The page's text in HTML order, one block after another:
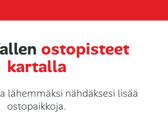
ostopisteet
kartalla
lähemmäksi nähdäksesi lisää
ostopaikkoja.